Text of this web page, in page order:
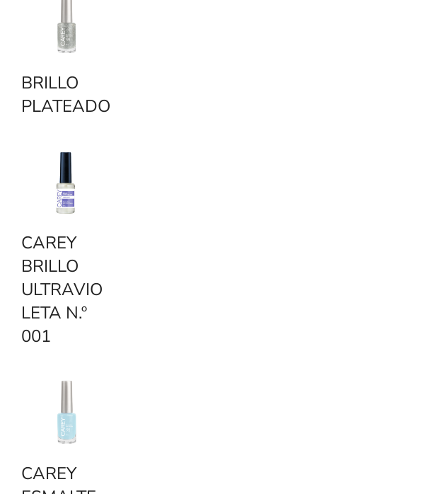
BRILLO
PLATEADO
CAREY
BRILLO
ULTRAVIO
LETA N.º
001
CAREY